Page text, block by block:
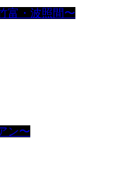
富・波照間〜
ン〜